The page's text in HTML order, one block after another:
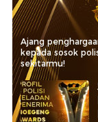
Ajang
kepada sosok
sekitarmu!